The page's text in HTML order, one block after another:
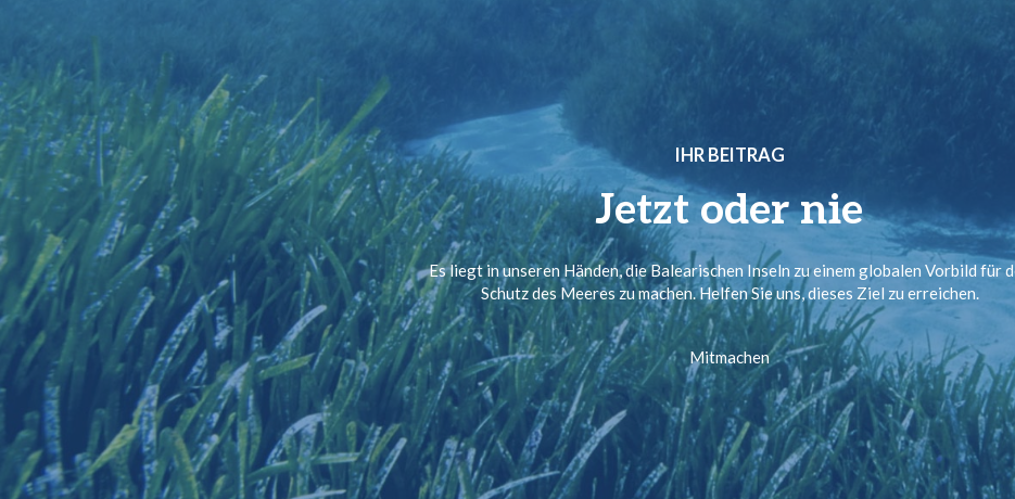
IHR BEITRAG
Jetzt oder nie
Es liegt in unseren Händen, die Balearischen Inseln zu einem globalen Vorbild für
Schutz des Meeres zu machen. Helfen Sie uns, dieses Ziel zu erreichen.
Mitmachen